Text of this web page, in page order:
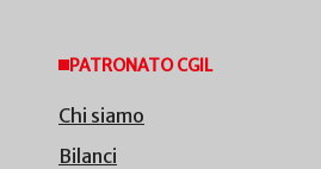
PATRONATO CGIL
Chi siamo
Bilanci